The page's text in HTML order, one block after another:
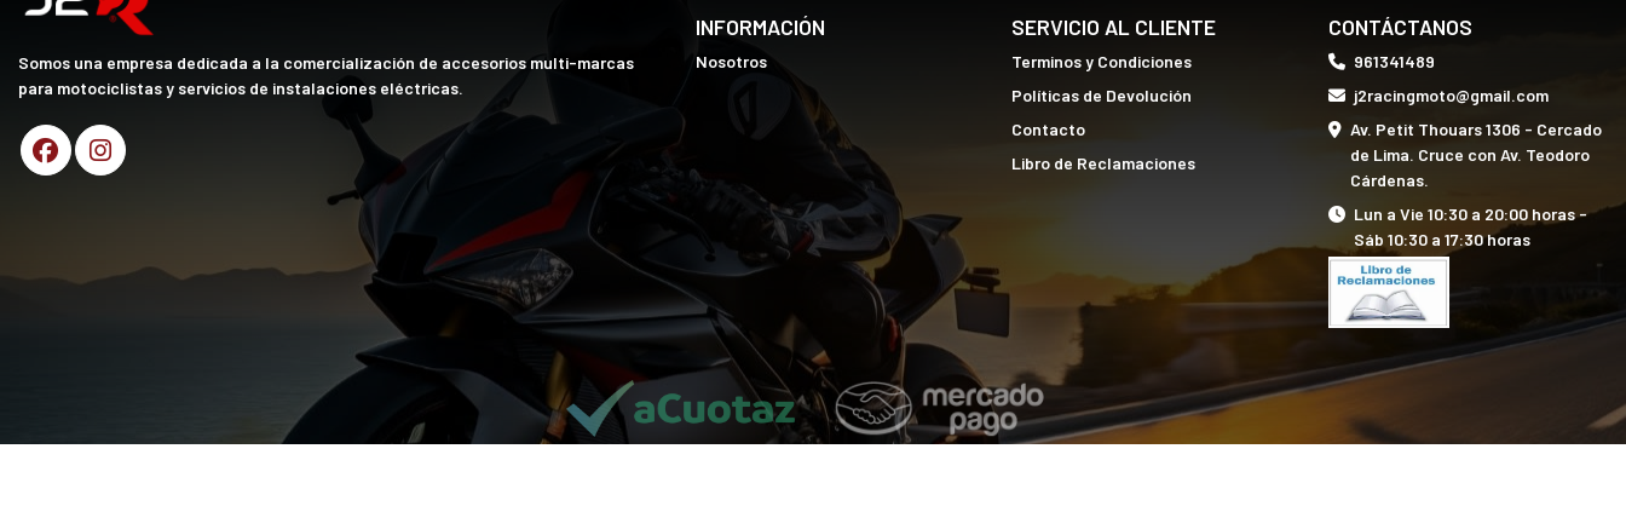
Somos una empresa dedicada a la comercialización de accesorios multi-marcas
para motociclistas y servicios de instalaciones eléctricas.
INFORMACIÓN
Nosotros
SERVICIO AL CLIENTE
Terminos y Condiciones
Políticas de Devolución
Contacto
Libro de Reclamaciones
CONTÁCTANOS
961341489
j2racingmoto@gmail.com
Av. Petit Thouars 1306 - Cercado
de Lima. Cruce con Av. Teodoro
Cárdenas.
Lun a Vie 10:30 a 20:00 horas -
Sáb 10:30 a 17:30 horas